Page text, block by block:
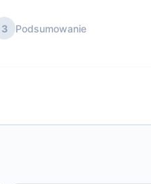
3 Podsumowanie